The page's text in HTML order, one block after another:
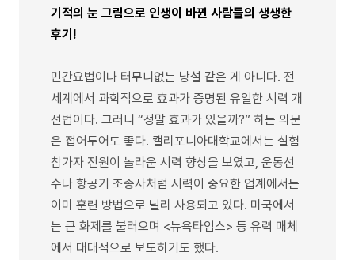
기적의 눈 그림으로 인생이 바뀐 사람들의 생생한
후기!
민간요법이나 터무니없는 낭설 같은 게 아니다. 전
세계에서 과학적으로 효과가 증명된 유일한 시력 개
선법이다. 그러니 “정말 효과가 있을까?” 하는 의문
은 접어두어도 좋다. 캘리포니아대학교에서는 실험
참가자 전원이 놀라운 시력 향상을 보였고, 운동선
수나 항공기 조종사처럼 시력이 중요한 업계에서는
이미 훈련 방법으로 널리 사용되고 있다. 미국에서
는 큰 화제를 불러오며 <뉴욕타임스> 등 유력 매체
에서 대대적으로 보도하기도 했다.